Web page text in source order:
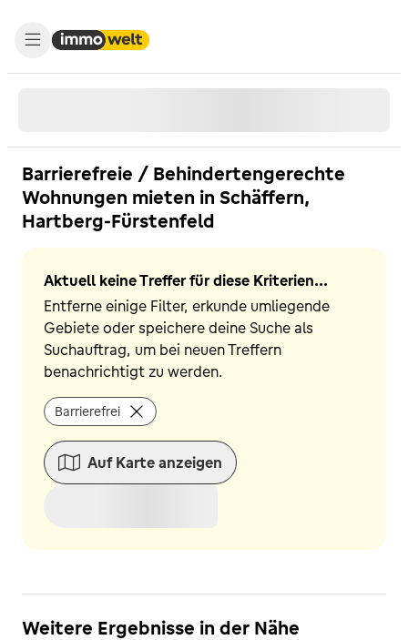
Barrierefreie / Behindertengerechte
Wohnungen mieten in Schäffern,
Hartberg-Fürstenfeld
Aktuell keine Treffer für diese Kriterien...
Entferne einige Filter, erkunde umliegende
Gebiete oder speichere deine Suche als
Suchauftrag, um bei neuen Treffern
benachrichtigt zu werden.
Barrierefrei
Auf Karte anzeigen
Weitere Ergebnisse in der Nähe